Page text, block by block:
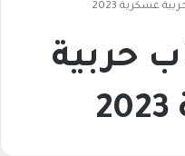
عسكرية 2023
حربية